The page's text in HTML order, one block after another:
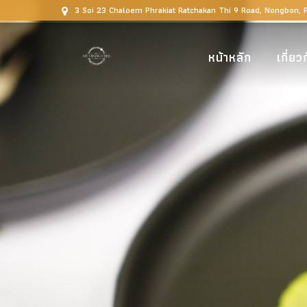
3 Soi 23 Chaloem Phrakiat Ratchakan Thi 9 Road, Nongbon,
หน้าหลัก เกี่ยว